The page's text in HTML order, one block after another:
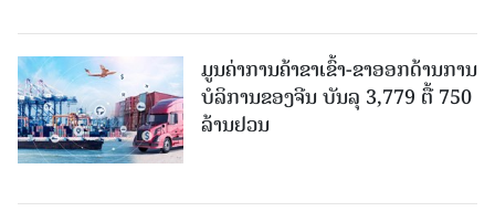
ມູນຄ່າການຄ້າຂາເຂົ້າ-ຂາອອກດ້ານການ
ບໍລິການຂອງຈີນ ບັນລຸ 3,779 ຕື້ 750
ລ້ານຢວນ